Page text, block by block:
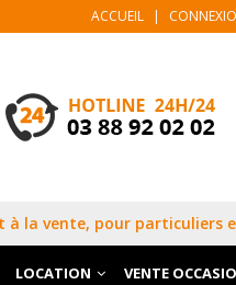
ACCUEIL |
la vente, pour particuliers
LOCATION VENTE